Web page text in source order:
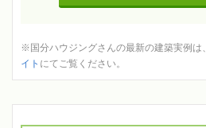
※国分ハウジングさんの最新の建築実例は、
イト にてご覧ください。